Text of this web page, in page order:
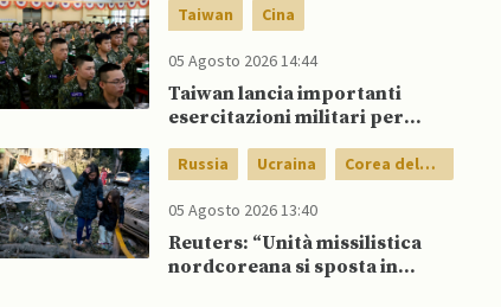
nel Golfo
Taiwan Cina
05 Agosto 2026 14:44
Taiwan lancia importanti
esercitazioni militari per
Russia Ucraina
Corea del
Nord
05 Agosto 2026 13:40
Reuters: “Unità missilistica
nordcoreana si sposta in